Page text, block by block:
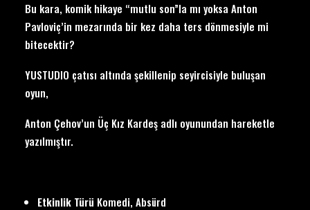
Bu kara, komik hikaye “mutlu son”la mı yoksa Anton
Pavloviç’in mezarında bir kez daha ters dönmesiyle mi
bitecektir?
YUSTUDIO çatısı altında şekillenip seyircisiyle buluşan
oyun,
Anton Çehov’un Üç Kız Kardeş adlı oyunundan hareketle
yazılmıştır.
Etkinlik Türü Komedi, Absürd